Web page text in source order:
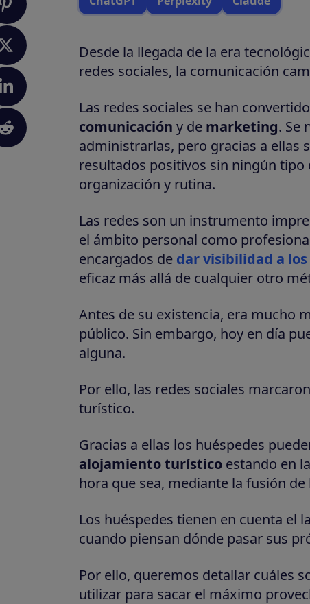
Desde la llegada de la era
redes sociales, la comunicación
Las redes sociales se han
comunicación y de marketing. Se
administrarlas, pero gracias a ellas
resultados positivos sin ningún
organización y rutina.
Las redes son un instrumento
el ámbito personal como
encargados de dar visibilidad a
eficaz más allá de cualquier otro
Antes de su existencia, era mucho
público. Sin embargo, hoy en día
alguna.
Por ello, las redes sociales
turístico.
Gracias a ellas los huéspedes
alojamiento turísticoestando en
hora que sea, mediante la fusión de
Los huéspedes tienen en cuenta el
cuando piensan dónde pasar sus
Por ello, queremos detallar cuáles
utilizar para sacar el máximo